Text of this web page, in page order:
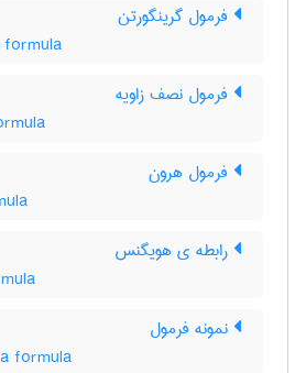
فرمول گرینگورتن
فرمول نصف زاویه
فرمول هرون
رابطه ی هویگنس
نمونه فرمول
formula